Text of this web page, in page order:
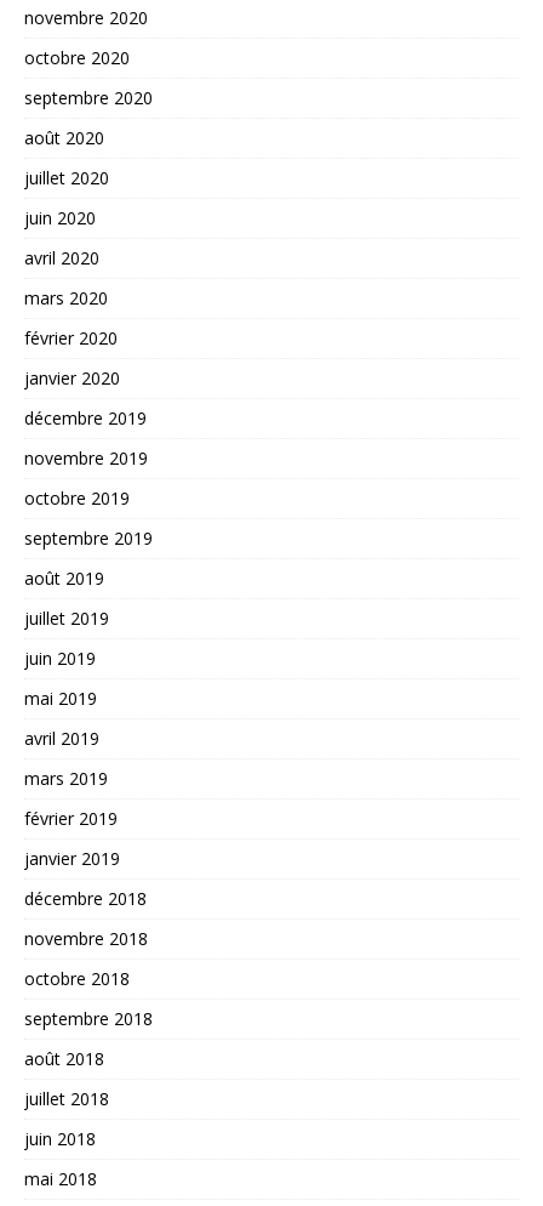
novembre 2020
octobre 2020
septembre 2020
août 2020
juillet 2020
juin 2020
avril 2020
mars 2020
février 2020
janvier 2020
décembre 2019
novembre 2019
octobre 2019
septembre 2019
août 2019
juillet 2019
juin 2019
mai 2019
avril 2019
mars 2019
février 2019
janvier 2019
décembre 2018
novembre 2018
octobre 2018
septembre 2018
août 2018
juillet 2018
juin 2018
mai 2018